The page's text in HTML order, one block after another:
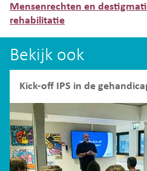
Mensenrechten en
rehabilitatie
Bekijk ook
Kick-off IPS in de